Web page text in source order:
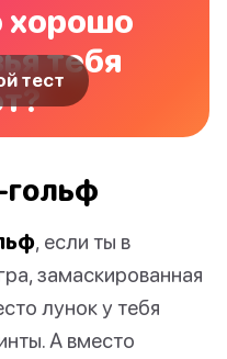
хорошо
тебя
тест
гольф
, если ты в
замаскированная
лунок у тебя
А вместо